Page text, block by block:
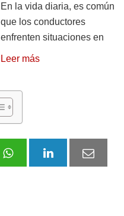
En la vida diaria, es común
que los conductores
enfrenten situaciones en
Leer más